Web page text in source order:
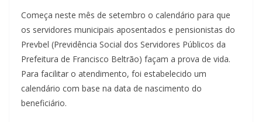
Começa neste mês de setembro o calendário para que
os servidores municipais aposentados e pensionistas do
Prevbel (Previdência Social dos Servidores Públicos da
Prefeitura de Francisco Beltrão) façam a prova de vida.
Para facilitar o atendimento, foi estabelecido um
calendário com base na data de nascimento do
beneficiário.